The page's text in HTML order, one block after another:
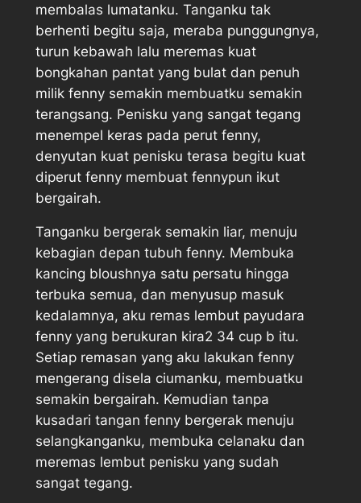
membalas lumatanku. Tanganku tak
berhenti begitu saja, meraba punggungnya,
turun kebawah lalu meremas kuat
bongkahan pantat yang bulat dan penuh
milik fenny semakin membuatku semakin
terangsang. Penisku yang sangat tegang
menempel keras pada perut fenny,
denyutan kuat penisku terasa begitu kuat
diperut fenny membuat fennypun ikut
bergairah.
Tanganku bergerak semakin liar, menuju
kebagian depan tubuh fenny. Membuka
kancing bloushnya satu persatu hingga
terbuka semua, dan menyusup masuk
kedalamnya, aku remas lembut payudara
fenny yang berukuran kira2 34 cup b itu.
Setiap remasan yang aku lakukan fenny
mengerang disela ciumanku, membuatku
semakin bergairah. Kemudian tanpa
kusadari tangan fenny bergerak menuju
selangkanganku, membuka celanaku dan
meremas lembut penisku yang sudah
sangat tegang.